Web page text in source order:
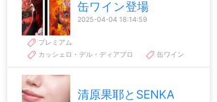
缶ワイン登場
2025-04-04 18:14:59
プレミアム
カッシェロ・デル・ディアブロ
缶ワイン
清原果耶とSENKA